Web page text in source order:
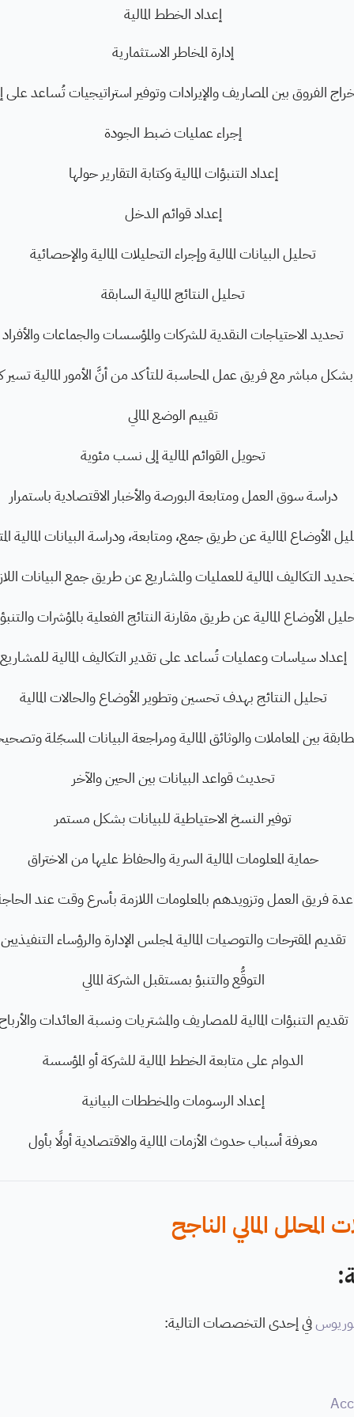
إعداد الخطط المالية
إدارة المخاطر الاستثمارية
الفروق بين المصاريف والإيرادات وتوفير استراتيجيات تُساعد على
إجراء عمليات ضبط الجودة
إعداد التنبؤات المالية وكتابة التقارير حولها
إعداد قوائم الدخل
تحليل البيانات المالية وإجراء التحليلات المالية والإحصائية
تحليل النتائج المالية السابقة
تحديد الاحتياجات النقدية للشركات والمؤسسات والجماعات والأفراد
مباشر مع فريق عمل المحاسبة للتأكد من أنَّ الأمور المالية
تقييم الوضع المالي
تحويل القوائم المالية إلى نسب مئوية
دراسة سوق العمل ومتابعة البورصة والأخبار الاقتصادية باستمرار
الأوضاع المالية عن طريق جمع، ومتابعة، ودراسة البيانات المالية
التكاليف المالية للعمليات والمشاريع عن طريق جمع البيانات
الأوضاع المالية عن طريق مقارنة النتائج الفعلية بالمؤشرات
إعداد سياسات وعمليات تُساعد على تقدير التكاليف المالية للمشاريع
تحليل النتائج بهدف تحسين وتطوير الأوضاع والحالات المالية
بين المعاملات والوثائق المالية ومراجعة البيانات المسجّلة
تحديث قواعد البيانات بين الحين والآخر
توفير النسخ الاحتياطية للبيانات بشكل مستمر
حماية المعلومات المالية السرية والحفاظ عليها من الاختراق
فريق العمل وتزويدهم بالمعلومات اللازمة بأسرع وقت عند
تقديم المقترحات والتوصيات المالية لمجلس الإدارة والرؤساء التنفيذيين
التوقُّع والتنبؤ بمستقبل الشركة المالي
تقديم التنبؤات المالية للمصاريف والمشتريات ونسبة العائدات
الدوام على متابعة الخطط المالية للشركة أو المؤسسة
إعداد الرسومات والمخططات البيانية
معرفة أسباب حدوث الأزمات المالية والاقتصادية أولًا بأول
المالي الناجح
في إحدى التخصصات التالية: